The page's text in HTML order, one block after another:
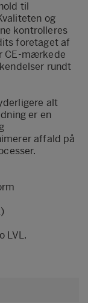
til
og
kontrolleres
foretaget af
CE-mærkede
rundt
alt
er en
affald på
LVL.